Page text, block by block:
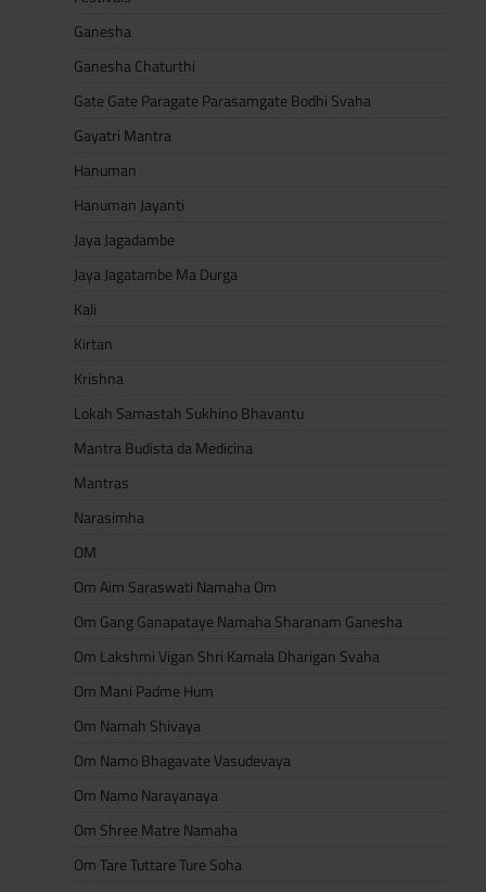
Ganesha
Ganesha Chaturthi
Gate Gate Paragate Parasamgate Bodhi Svaha
Gayatri Mantra
Hanuman
Hanuman Jayanti
Jaya Jagadambe
Jaya Jagatambe Ma Durga
Kali
Kirtan
Krishna
Lokah Samastah Sukhino Bhavantu
Mantra Budista da Medicina
Mantras
Narasimha
OM
Om Aim Saraswati Namaha Om
Om Gang Ganapataye Namaha Sharanam Ganesha
Om Lakshmi Vigan Shri Kamala Dharigan Svaha
Om Mani Padme Hum
Om Namah Shivaya
Om Namo Bhagavate Vasudevaya
Om Namo Narayanaya
Om Shree Matre Namaha
Om Tare Tuttare Ture Soha